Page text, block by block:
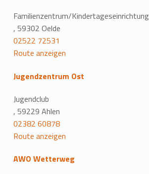
Familienzentrum/Kindertageseinrichtung
, 59302 Oelde
02522 72531
Route anzeigen
Jugendzentrum Ost
Jugendclub
, 59229 Ahlen
02382 60878
Route anzeigen
AWO Wetterweg